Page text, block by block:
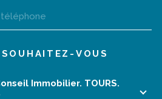
VOUS
Immobilier. TOURS.